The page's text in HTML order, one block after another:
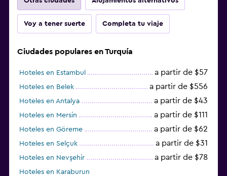
Voy a tener suerte Completa tu viaje
Ciudades populares en Turquía
Hoteles en Estambul a partir de $57
Hoteles en Belek a partir de $556
Hoteles en Antalya a partir de $43
Hoteles en Mersin a partir de $111
Hoteles en Göreme a partir de $62
Hoteles en Selçuk a partir de $31
Hoteles en Nevşehir a partir de $78
Hoteles en Karaburun